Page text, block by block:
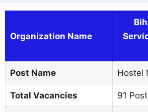
Organization Name
Post Name Hostel
Total Vacancies 91